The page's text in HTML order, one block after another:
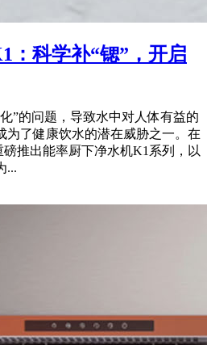
：科学补“锶”，开启
”的问题，导致水中对人体有益的
为了健康饮水的潜在威胁之一。在
推出能率厨下净水机K1系列，以
...